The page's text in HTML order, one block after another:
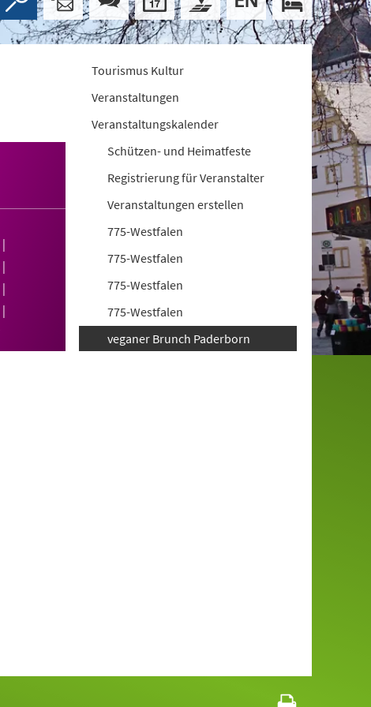
Tourismus Kultur
Veranstaltungen
Veranstaltungskalender
Schützen- und Heimatfeste
Registrierung für Veranstalter
Veranstaltungen erstellen
775-Westfalen
775-Westfalen
775-Westfalen
775-Westfalen
veganer Brunch Paderborn